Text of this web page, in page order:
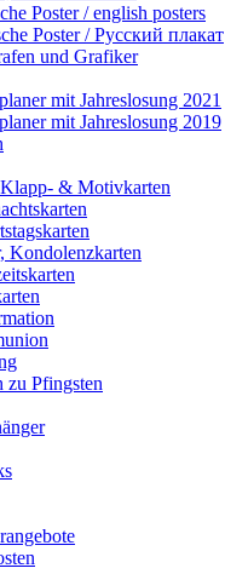
Poster / english posters
Poster / Русский плакат
und Grafiker
mit Jahreslosung 2021
mit Jahreslosung 2019
& Motivkarten
Kondolenzkarten
zu Pfingsten